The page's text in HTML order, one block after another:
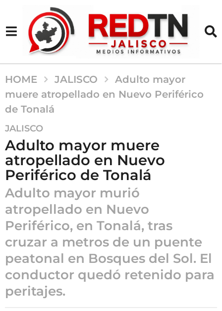
HOME JALISCO
Adulto mayor
muere atropellado en Nuevo Periférico
de Tonalá
6
m
e
s
e
a
g
o
6
m
e
e
s
JALISCO
Adulto mayor muere
atropellado en Nuevo
Periférico de Tonalá
Adulto mayor murió
atropellado en Nuevo
Periférico, en Tonalá, tras
cruzar a metros de un puente
peatonal en Bosques del Sol. El
conductor quedó retenido para
peritajes.